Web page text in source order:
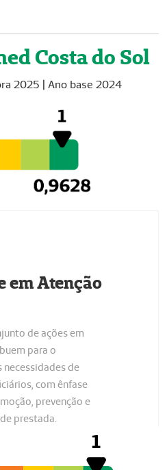
Costa do Sol
2025 | Ano base 2024
em Atenção
de ações em
para o
de
com ênfase
prevenção e
prestada.